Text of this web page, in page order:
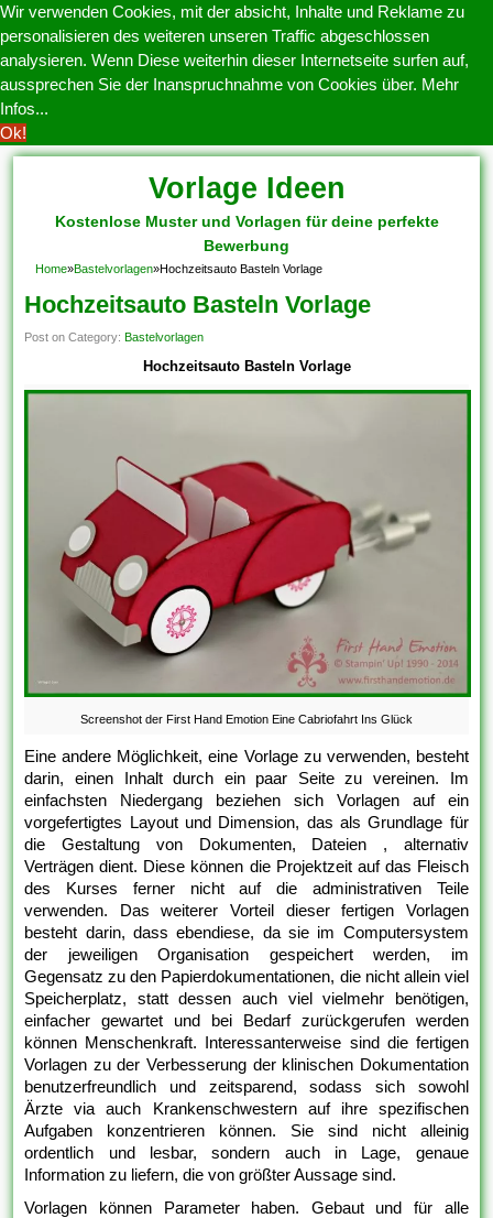
Wir verwenden Cookies, mit der absicht, Inhalte und Reklame zu
personalisieren des weiteren unseren Traffic abgeschlossen
analysieren. Wenn Diese weiterhin dieser Internetseite surfen auf,
aussprechen Sie der Inanspruchnahme von Cookies über. Mehr
Infos...
Ok!
Vorlage Ideen
Kostenlose Muster und Vorlagen für deine perfekte
Bewerbung
Home»Bastelvorlagen»Hochzeitsauto Basteln Vorlage
Hochzeitsauto Basteln Vorlage
Post on Category:Bastelvorlagen
Hochzeitsauto Basteln Vorlage
Screenshot der First Hand Emotion Eine Cabriofahrt Ins Glück
Eine andere Möglichkeit, eine Vorlage zu verwenden, besteht
darin, einen Inhalt durch ein paar Seite zu vereinen. Im
einfachsten Niedergang beziehen sich Vorlagen auf ein
vorgefertigtes Layout und Dimension, das als Grundlage für
die Gestaltung von Dokumenten, Dateien , alternativ
Verträgen dient. Diese können die Projektzeit auf das Fleisch
des Kurses ferner nicht auf die administrativen Teile
verwenden. Das weiterer Vorteil dieser fertigen Vorlagen
besteht darin, dass ebendiese, da sie im Computersystem
der jeweiligen Organisation gespeichert werden, im
Gegensatz zu den Papierdokumentationen, die nicht allein viel
Speicherplatz, statt dessen auch viel vielmehr benötigen,
einfacher gewartet und bei Bedarf zurückgerufen werden
können Menschenkraft. Interessanterweise sind die fertigen
Vorlagen zu der Verbesserung der klinischen Dokumentation
benutzerfreundlich und zeitsparend, sodass sich sowohl
Ärzte via auch Krankenschwestern auf ihre spezifischen
Aufgaben konzentrieren können. Sie sind nicht alleinig
ordentlich und lesbar, sondern auch in Lage, genaue
Information zu liefern, die von größter Aussage sind.
Vorlagen können Parameter haben. Gebaut und für alle